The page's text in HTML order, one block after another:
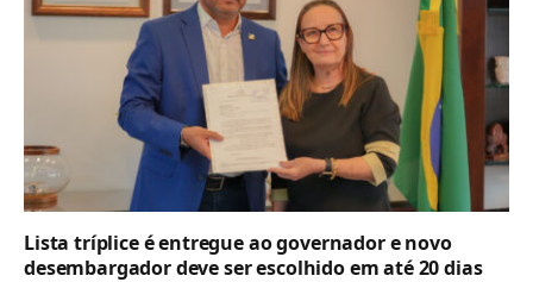
Lista tríplice é entregue ao governador e novo
desembargador deve ser escolhido em até 20 dias